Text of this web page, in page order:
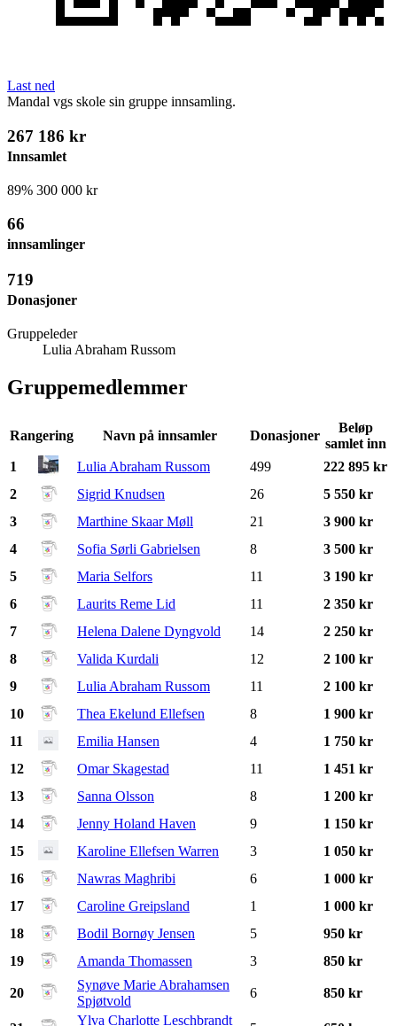
Last ned
Mandal vgs skole sin gruppe innsamling.
267 186 kr
Innsamlet
89% 300 000 kr
66
innsamlinger
719
Donasjoner
Gruppeleder
Lulia Abraham Russom
Gruppemedlemmer
Rangering Navn på innsamler Donasjoner
Beløp
samlet inn
1
Lulia Abraham Russom 499
222 895 kr
2
Sigrid Knudsen 26
5 550 kr
3
Marthine Skaar Møll 21
3 900 kr
4
Sofia Sørli Gabrielsen 8
3 500 kr
5
Maria Selfors 11
3 190 kr
6
Laurits Reme Lid 11
2 350 kr
7
Helena Dalene Dyngvold 14
2 250 kr
8
Valida Kurdali 12
2 100 kr
9
Lulia Abraham Russom 11
2 100 kr
10
Thea Ekelund Ellefsen 8
1 900 kr
11
Emilia Hansen 4
1 750 kr
12
Omar Skagestad 11
1 451 kr
13
Sanna Olsson 8
1 200 kr
14
Jenny Holand Haven 9
1 150 kr
15
Karoline Ellefsen Warren 3
1 050 kr
16
Nawras Maghribi 6
1 000 kr
17
Caroline Greipsland 1
1 000 kr
18
Bodil Bornøy Jensen 5
950 kr
19
Amanda Thomassen 3 850 kr
20
Synøve Marie Abrahamsen
Spjøtvold
6 850 kr
Ylva Charlotte Leschbrandt